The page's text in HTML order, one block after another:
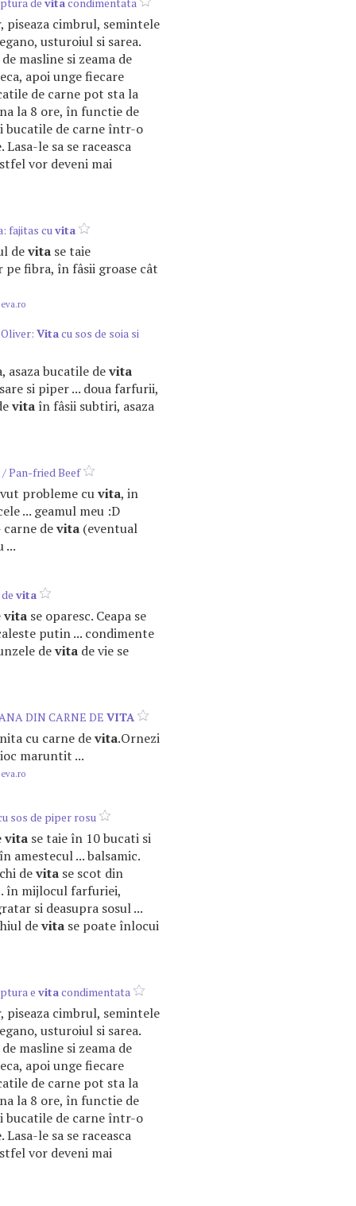
cimbrul, semintele
usturoiul si sarea.
masline si zeama de
apoi unge fiecare
de carne pot sta la
la 8 ore, în functie de
bucatile de carne într-o
le sa se raceasca
vor deveni mai
fajitas cuvita
devita se taie
fibra, în fâsii groase cât
Vitacu sos de soia si
asaza bucatile devita
si piper ... doua farfurii,
vita în fâsii subtiri, asaza
/ Pan-fried Beef
probleme cuvita, in
... geamul meu :D
devita (eventual
...
vita
vita se oparesc. Ceapa se
putin ... condimente
devita de vie se
DIN CARNE DE VITA
cu carne devita.Ornezi
maruntit ...
sos de piper rosu
vita se taie în 10 bucati si
amestecul ... balsamic.
devita se scot din
în mijlocul farfuriei,
si deasupra sosul ...
devita se poate înlocui
e vitacondimentata
cimbrul, semintele
usturoiul si sarea.
masline si zeama de
apoi unge fiecare
de carne pot sta la
la 8 ore, în functie de
bucatile de carne într-o
le sa se raceasca
vor deveni mai